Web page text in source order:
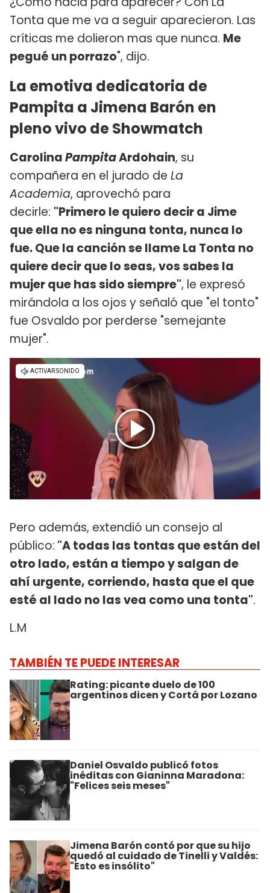
Tonta que me va a seguir aparecieron. Las
críticas me dolieron mas que nunca. Me
pegué un porrazo", dijo.
La emotiva dedicatoria de
Pampita a Jimena Barón en
pleno vivo de Showmatch
CarolinaPampitaArdohain, su
compañera en el jurado de La
Academia, aprovechó para
decirle: "Primero le quiero decir a Jime
que ella no es ninguna tonta, nunca lo
fue. Que la canción se llame La Tonta no
quiere decir que lo seas, vos sabes la
mujer que has sido siempre", le expresó
mirándola a los ojos y señaló que "el tonto"
fue Osvaldo por perderse "semejante
mujer".
Pero además, extendió un consejo al
público: "A todas las tontas que están del
otro lado, están a tiempo y salgan de
ahí urgente, corriendo, hasta que el que
esté al lado no las vea como una tonta".
L.M
TAMBIÉN TE PUEDE INTERESAR
Rating: picante duelo de 100
argentinos dicen y Cortá por Lozano
Daniel Osvaldo publicó fotos
inéditas con Gianinna Maradona:
"Felices seis meses"
Jimena Barón contó por que su hijo
quedó al cuidado de Tinelli y Valdés:
"Esto es insólito"